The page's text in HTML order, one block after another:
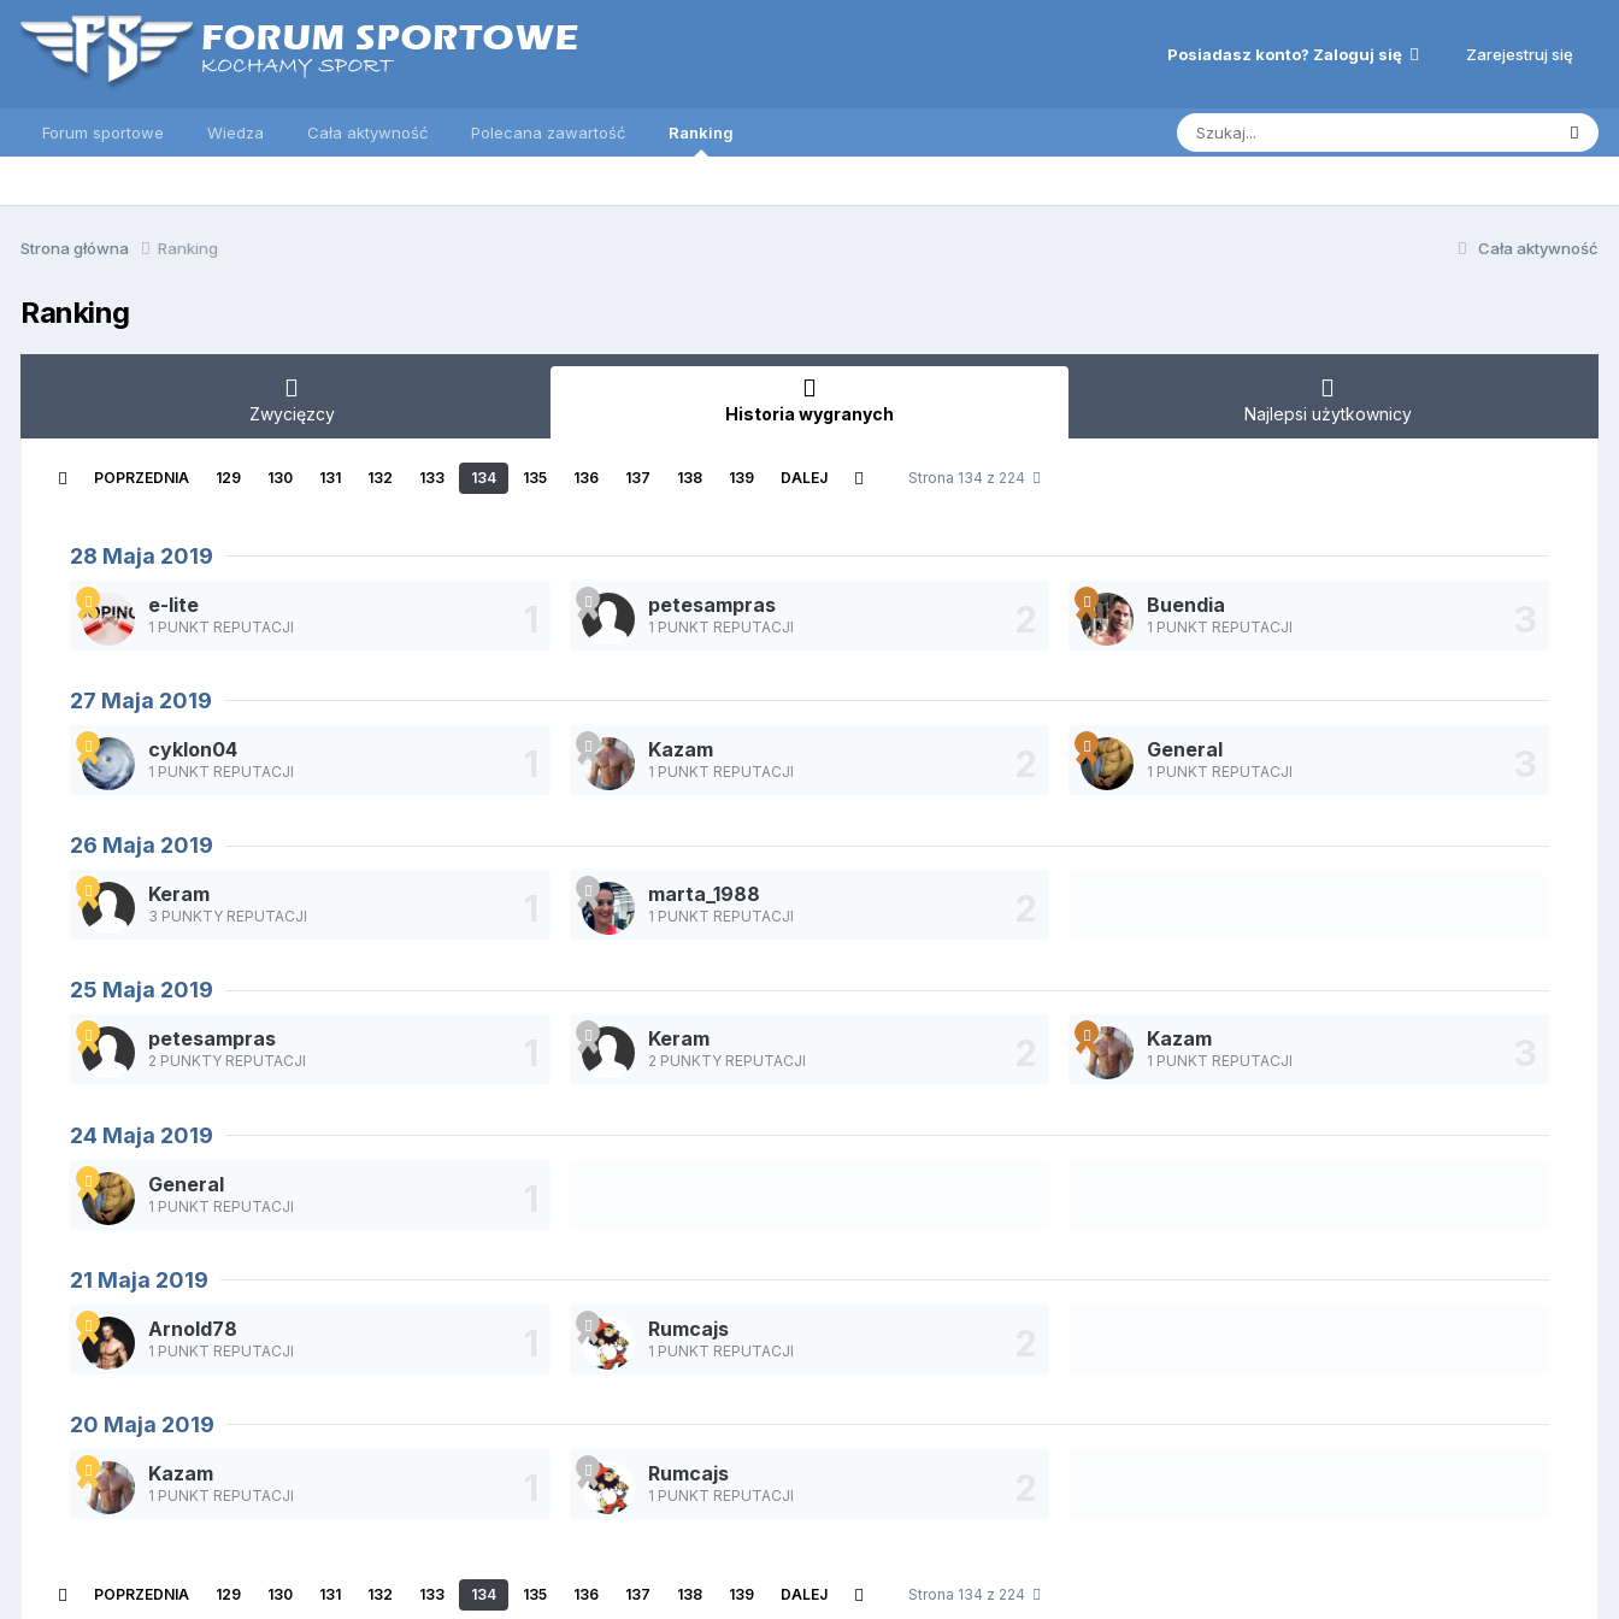
Posiadasz konto? Zaloguj się Zarejestruj się
Forum sportowe Wiedza Cała aktywność Polecana zawartość Ranking
Cała aktywność
Strona główna Ranking
Ranking
Zwycięzcy Historia wygranych Najlepsi użytkownicy
POPRZEDNIA 129 130 131 132 133 134 135 136 137 138 139 DALEJ Strona 134 z 224
28 Maja 2019
e-lite
1 PUNKT REPUTACJI
petesampras
1 PUNKT REPUTACJI
Buendia
1 PUNKT REPUTACJI
27 Maja 2019
cyklon04
1 PUNKT REPUTACJI
Kazam
1 PUNKT REPUTACJI
General
1 PUNKT REPUTACJI
26 Maja 2019
Keram
3 PUNKTY REPUTACJI
marta_1988
1 PUNKT REPUTACJI
25 Maja 2019
petesampras
2 PUNKTY REPUTACJI
Keram
2 PUNKTY REPUTACJI
Kazam
1 PUNKT REPUTACJI
24 Maja 2019
General
1 PUNKT REPUTACJI
21 Maja 2019
Arnold78
1 PUNKT REPUTACJI
Rumcajs
1 PUNKT REPUTACJI
20 Maja 2019
Kazam
1 PUNKT REPUTACJI
Rumcajs
1 PUNKT REPUTACJI
POPRZEDNIA 129 130 131 132 133 134 135 136 137 138 139 DALEJ Strona 134 z 224